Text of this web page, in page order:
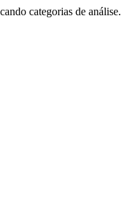
categorias de análise.